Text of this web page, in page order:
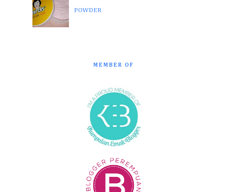
POWDER
MEMBER OF